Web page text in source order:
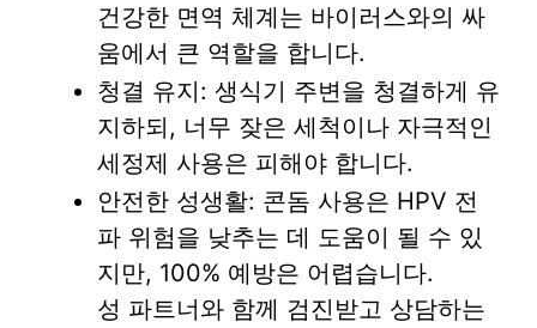
건강한 면역 체계는 바이러스와의 싸
움에서 큰 역할을 합니다.
청결 유지: 생식기 주변을 청결하게 유
지하되, 너무 잦은 세척이나 자극적인
세정제 사용은 피해야 합니다.
안전한 성생활: 콘돔 사용은 HPV 전
파 위험을 낮추는 데 도움이 될 수 있
지만, 100% 예방은 어렵습니다.
성 파트너와 함께 검진받고 상담하는